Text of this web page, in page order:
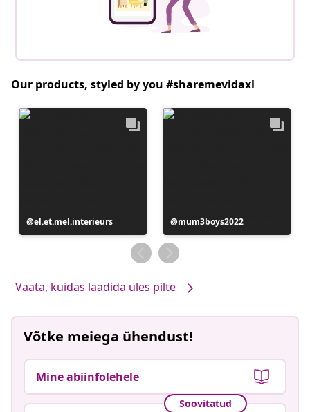
Our products, styled by you #sharemevidaxl
Postitus
avaldatud
el.et.mel.interieurs
Postitus
avaldatud
mum3boys2022
Vaata, kuidas laadida üles pilte
Võtke meiega ühendust!
Mine abiinfolehele
Soovitatud